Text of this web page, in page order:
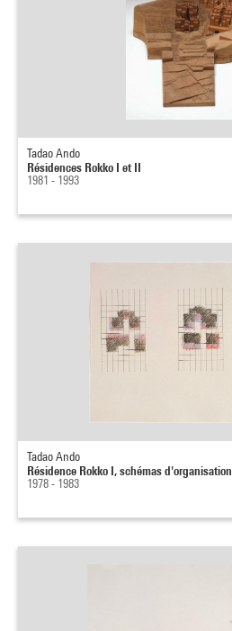
Tadao Ando
Résidences Rokko I et II
1981 - 1993
Tadao Ando
Résidence Rokko I, schémas d'organisation
1978 - 1983